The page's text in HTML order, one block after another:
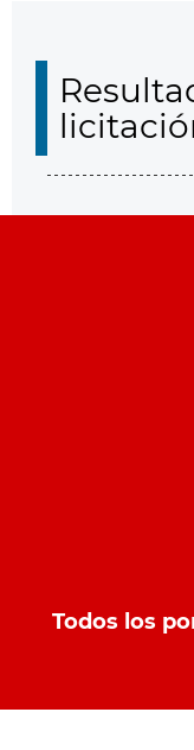
Todos los